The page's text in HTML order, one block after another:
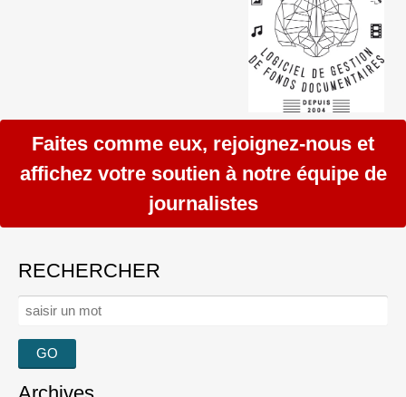
Faites comme eux, rejoignez-nous et
affichez votre soutien à notre équipe de
journalistes
RECHERCHER
Rechercher :